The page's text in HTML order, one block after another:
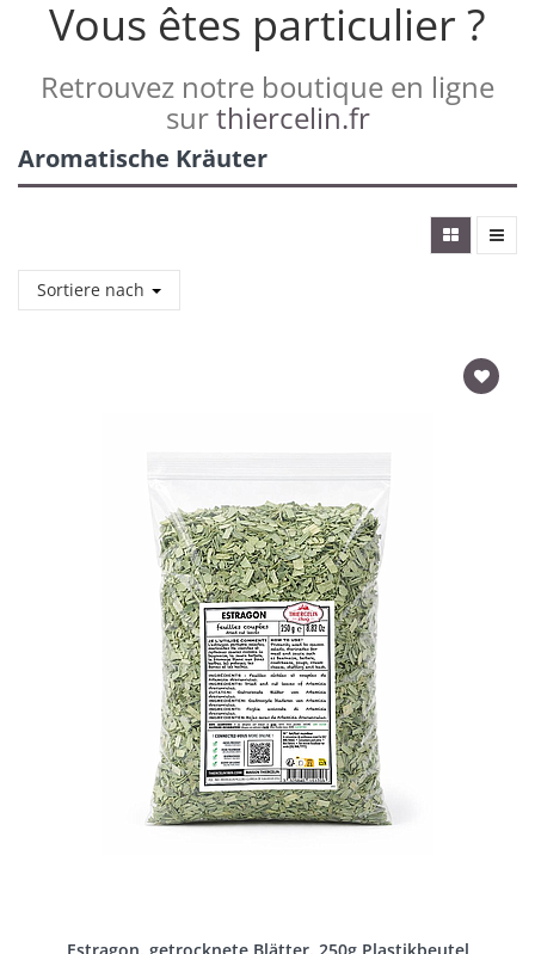
Vous êtes particulier ?
Retrouvez notre boutique en ligne
surthiercelin.fr
Aromatische Kräuter
Sortiere nach